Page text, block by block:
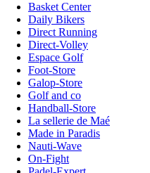
Basket Center
Daily Bikers
Direct Running
Direct-Volley
Espace Golf
Foot-Store
Galop-Store
Golf and co
Handball-Store
La sellerie de Maé
Made in Paradis
Nauti-Wave
On-Fight